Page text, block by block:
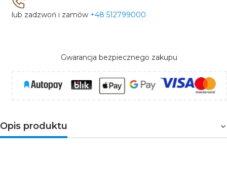
lub zadzwoń i zamów +48 512799000
Gwarancja bezpiecznego zakupu
Opis produktu